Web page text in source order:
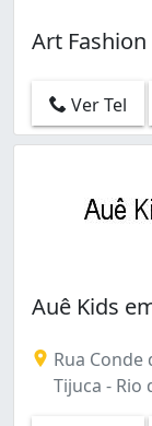
Art Fashion
Ver Tel
Auê Kids
Rua Conde
Tijuca - Rio